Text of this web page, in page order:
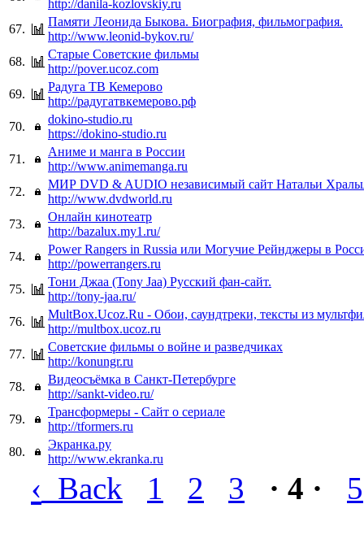
http://danila-kozlovskiy.ru
67.
Памяти Леонида Быкова. Биография, фильмография.
http://www.leonid-bykov.ru/
68.
Старые Советские фильмы
http://pover.ucoz.com
69.
Радуга ТВ Кемерово
http://радугатвкемерово.рф
70.
dokino-studio.ru
https://dokino-studio.ru
71.
Аниме и манга в России
http://www.animemanga.ru
72.
МИР DVD & AUDIO независимый сайт Натальи
http://www.dvdworld.ru
73.
Онлайн кинотеатр
http://bazalux.my1.ru/
74.
Power Rangers in Russia или Могучие Рейнджеры в
http://powerrangers.ru
75.
Тони Джаа (Tony Jaa) Русский фан-сайт.
http://tony-jaa.ru/
76.
MultBox.Ucoz.Ru - Обои, саундтреки, тексты из
http://multbox.ucoz.ru
77.
Советские фильмы о войне и разведчиках
http://konungr.ru
78.
Видеосъёмка в Санкт-Петербурге
http://sankt-video.ru/
79.
Трансформеры - Сайт о сериале
http://tformers.ru
80.
Экранка.ру
http://www.ekranka.ru
‹ Back 1 2 3 · 4 · 5